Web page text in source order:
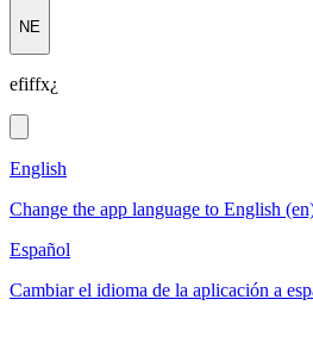
NE
efiffx¿
English
Change the app language to English
Español
Cambiar el idioma de la aplicación a